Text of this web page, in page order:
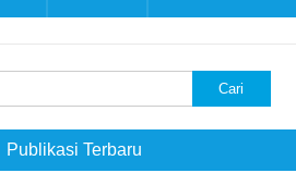
Publikasi Terbaru